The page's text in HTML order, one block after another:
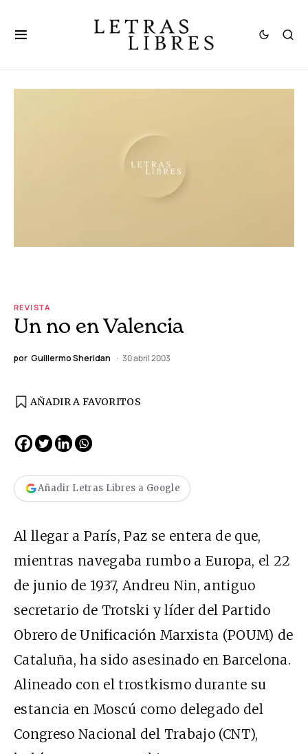
REVISTA
Un no en Valencia
por Guillermo Sheridan 30 abril 2003
AÑADIR A FAVORITOS
Añadir Letras Libres a Google
Al llegar a París, Paz se entera de que,
mientras navegaba rumbo a Europa, el 22
de junio de 1937, Andreu Nin, antiguo
secretario de Trotski y líder del Partido
Obrero de Unificación Marxista (POUM) de
Cataluña, ha sido asesinado en Barcelona.
Alineado con el trostkismo durante su
estancia en Moscú como delegado del
Congreso Nacional del Trabajo (CNT),